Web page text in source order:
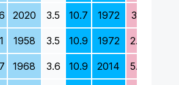
2020 3.5 10.7 1972 3.1
1958 3.5 10.9 1972 2.9
1968 3.6 10.9 2014 5.3